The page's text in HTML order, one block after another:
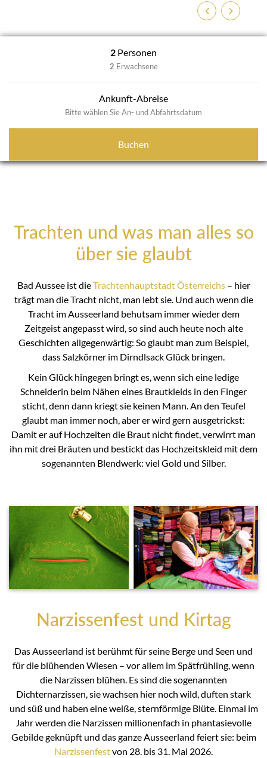
ZurückWeiter
2 Personen
2 Erwachsene
Ankunft-Abreise
Bitte wählen Sie An- und Abfahrtsdatum
Buchen
Trachten und was man alles so
über sie glaubt
Bad Aussee ist dieTrachtenhauptstadt Österreichs– hier
trägt man die Tracht nicht, man lebt sie. Und auch wenn die
Tracht im Ausseerland behutsam immer wieder dem
Zeitgeist angepasst wird, so sind auch heute noch alte
Geschichten allgegenwärtig: So glaubt man zum Beispiel,
dass Salzkörner im Dirndlsack Glück bringen.
Kein Glück hingegen bringt es, wenn sich eine ledige
Schneiderin beim Nähen eines Brautkleids in den Finger
sticht, denn dann kriegt sie keinen Mann. An den Teufel
glaubt man immer noch, aber er wird gern ausgetrickst:
Damit er auf Hochzeiten die Braut nicht findet, verwirrt man
ihn mit drei Bräuten und bestickt das Hochzeitskleid mit dem
sogenannten Blendwerk: viel Gold und Silber.
Narzissenfest und Kirtag
Das Ausseerland ist berühmt für seine Berge und Seen und
für die blühenden Wiesen – vor allem im Spätfrühling, wenn
die Narzissen blühen. Es sind die sogenannten
Dichternarzissen, sie wachsen hier noch wild, duften stark
und süß und haben eine weiße, sternförmige Blüte. Einmal im
Jahr werden die Narzissen millionenfach in phantasievolle
Gebilde geknüpft und das ganze Ausseerland feiert sie: beim
Narzissenfestvon 28. bis 31. Mai 2026.